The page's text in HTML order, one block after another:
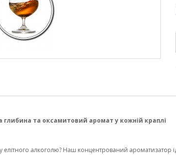
та оксамитовий аромат у кожній краплі
алкоголю? Наш концентрований ароматизатор